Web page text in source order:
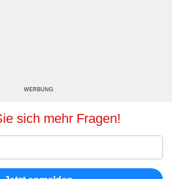
WERBUNG
sich mehr Fragen!